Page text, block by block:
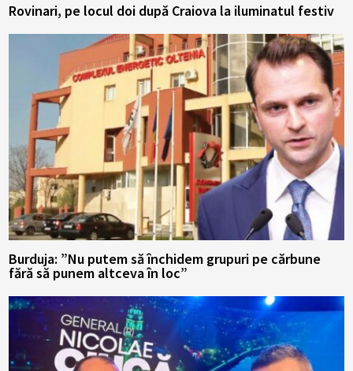
Rovinari, pe locul doi după Craiova la iluminatul festiv
Burduja: ”Nu putem să închidem grupuri pe cărbune
fără să punem altceva în loc”